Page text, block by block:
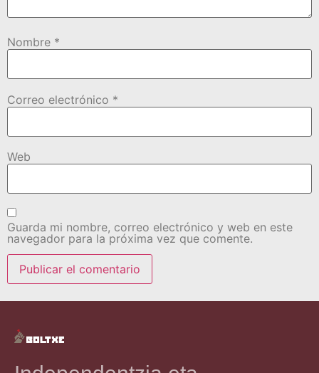
Nombre *
Correo electrónico *
Web
Guarda mi nombre, correo electrónico y web en este
navegador para la próxima vez que comente.